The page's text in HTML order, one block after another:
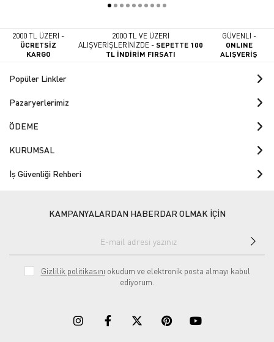
2000 TL ÜZERİ -
ÜCRETSİZ
KARGO
2000 TL VE ÜZERİ
ALIŞVERİŞLERİNİZDE -SEPETTE 100
TL İNDİRİM FIRSATI
GÜVENLİ -
ONLINE
ALIŞVERİŞ
Popüler Linkler
Pazaryerlerimiz
ÖDEME
KURUMSAL
İş Güvenliği Rehberi
KAMPANYALARDAN HABERDAR OLMAK İÇİN
Gizlilik politikasını okudum ve elektronik posta almayı kabul
ediyorum.